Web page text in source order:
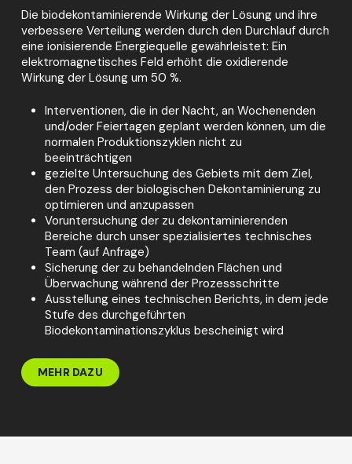
Die biodekontaminierende Wirkung der Lösung und ihre
verbessere Verteilung werden durch den Durchlauf durch
eine ionisierende Energiequelle gewährleistet: Ein
elektromagnetisches Feld erhöht die oxidierende
Wirkung der Lösung um 50 %.
Interventionen, die in der Nacht, an Wochenenden
und/oder Feiertagen geplant werden können, um die
normalen Produktionszyklen nicht zu
beeinträchtigen
gezielte Untersuchung des Gebiets mit dem Ziel,
den Prozess der biologischen Dekontaminierung zu
optimieren und anzupassen
Voruntersuchung der zu dekontaminierenden
Bereiche durch unser spezialisiertes technisches
Team (auf Anfrage)
Sicherung der zu behandelnden Flächen und
Überwachung während der Prozessschritte
Ausstellung eines technischen Berichts, in dem jede
Stufe des durchgeführten
Biodekontaminationszyklus bescheinigt wird
MEHR DAZU